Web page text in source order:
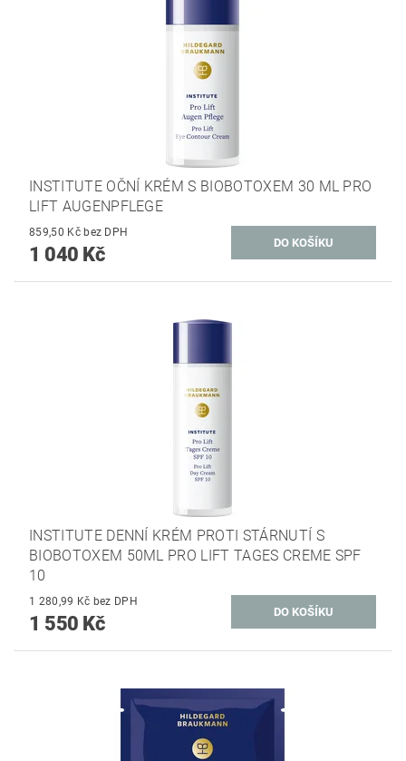
INSTITUTE OČNÍ KRÉM S BIOBOTOXEM 30 ML PRO
LIFT AUGENPFLEGE
859,50 Kč bez DPH
1 040 Kč
INSTITUTE DENNÍ KRÉM PROTI STÁRNUTÍ S
BIOBOTOXEM 50ML PRO LIFT TAGES CREME SPF
10
1 280,99 Kč bez DPH
1 550 Kč